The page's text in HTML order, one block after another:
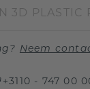
3D PLASTIC
Neem
+3110 - 747 00